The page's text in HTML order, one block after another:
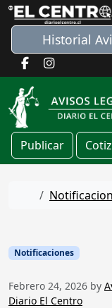
Skip to content
Historial
Publicar
Home
Notificaciones
Febrero 24, 2026 by
Diario El Centro